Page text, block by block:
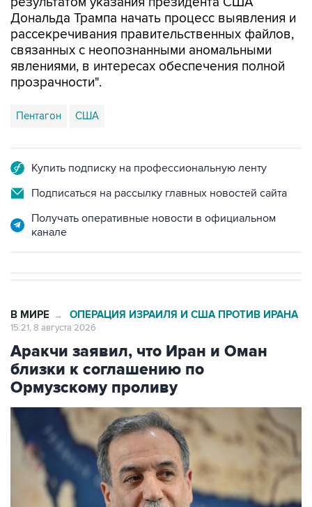
Дональда Трампа начать процесс выявления и
рассекречивания правительственных файлов,
связанных с неопознанными аномальными
явлениями, в интересах обеспечения полной
прозрачности".
Пентагон США
Купить подписку на профессиональную ленту
Подписаться на рассылку главных новостей сайта
Получать оперативные новости в официальном
канале
В МИРЕ → ОПЕРАЦИЯ ИЗРАИЛЯ И США ПРОТИВ ИРАНА
15:21, 8 августа 2026
Аракчи заявил, что Иран и Оман
близки к соглашению по
Ормузскому проливу